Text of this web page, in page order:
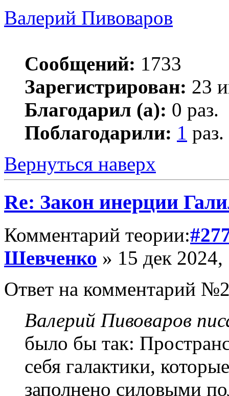
Валерий Пивоваров
Сообщений: 1733
Зарегистрирован: 23
Благодарил (а): 0 раз.
Поблагодарили: 1 раз.
Вернуться наверх
Re: Закон инерции
Комментарий теории:
Шевченко » 15 дек
Ответ на комментарий
Валерий Пивоваров
было бы так:
себя галактики,
заполнено силовыми